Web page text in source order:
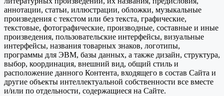
аннотации, статьи, иллюстрации, обложки, музыкальные
произведения с текстом или без текста, графические,
текстовые, фотографические, производные, составные и иные
произведения, пользовательские интерфейсы, визуальные
интерфейсы, названия товарных знаков, логотипы,
программы для ЭВМ, базы данных, а также дизайн, структура,
выбор, координация, внешний вид, общий стиль и
расположение данного Контента, входящего в состав Сайта и
другие объекты интеллектуальной собственности все вместе
и/или по отдельности, содержащиеся на Сайте.